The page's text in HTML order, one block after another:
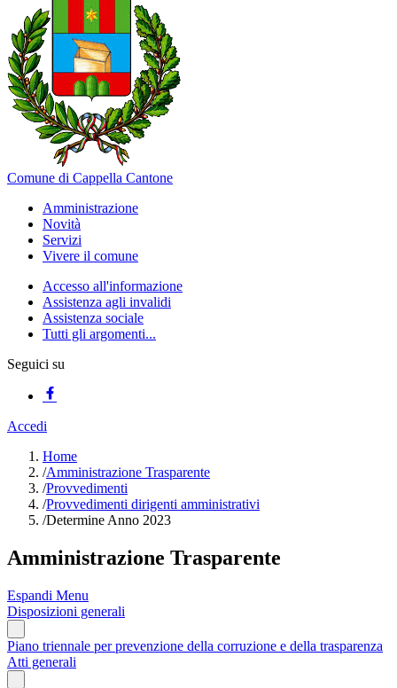
Comune di Cappella Cantone
Amministrazione
Novità
Servizi
Vivere il comune
Accesso all'informazione
Assistenza agli invalidi
Assistenza sociale
Tutti gli argomenti...
Seguici su
Accedi
Home
/Amministrazione Trasparente
/Provvedimenti
/Provvedimenti dirigenti amministrativi
/Determine Anno 2023
Amministrazione Trasparente
Espandi Menu
Disposizioni generali
Piano triennale per prevenzione della corruzione e della trasparenza
Atti generali